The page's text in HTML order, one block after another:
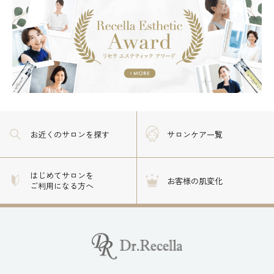
お近くのサロンを探す サロンケア一覧
はじめてサロンを
ご利用になる方へ
お客様の肌変化